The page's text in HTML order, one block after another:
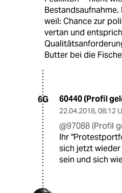
weil: Chance zur
vertan und
Butter bei die
6G 60440 (Profil
22.04.2018, 08:12
@97088 (Profil
Ihr
sich jetzt
sein und sich